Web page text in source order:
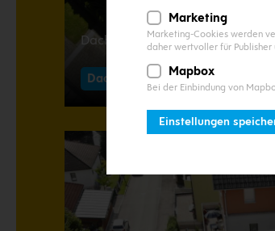
Dachsanierung in Neukirchen
Dach Sanierung
Marketing
Marketing-Cookies werden
daher wertvoller für
Mapbox
Bei der Einbindung von
Einstellungen